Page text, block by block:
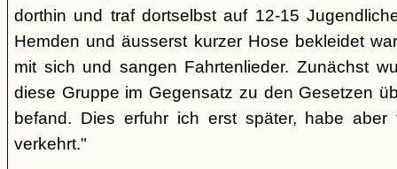
dorthin und traf dortselbst auf 12-15
Hemden und äusserst kurzer Hose bekleidet
mit sich und sangen Fahrtenlieder. Zunächst
diese Gruppe im Gegensatz zu den Gesetzen
befand. Dies erfuhr ich erst später, habe
verkehrt."